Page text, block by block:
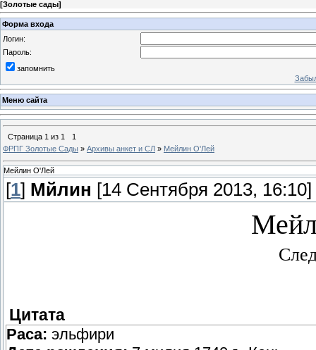
[Золотые сады]
Форма входа
Логин:
Пароль:
запомнить
Меню сайта
Страница 1 из 1
1
ФРПГ Золотые Сады » Архивы анкет и СЛ » Мейлин О'Лей
Мейлин О'Лей
[1] Мйлин [14 Сентября 2013, 16:10]
Цитата
Раса: эльфири